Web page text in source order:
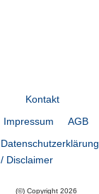
Kontakt
Impressum
AGB
Datenschutzerklärung
/ Disclaimer
(©) Copyright 2026